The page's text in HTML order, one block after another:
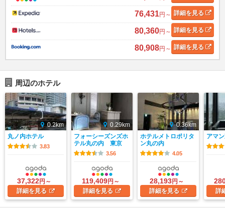
76,431円～ 詳細を見る
80,360円～ 詳細を見る
80,908円～ 詳細を見る
周辺のホテル
0.2km
丸ノ内ホテル
3.83
37,322円～
詳細を見る
0.29km
フォーシーズンズホ
テル丸の内 東京
3.56
119,409円～
詳細を見る
0.36km
ホテルメトロポリタ
ン丸の内
4.05
28,193円～
詳細を見る
アマ
詳